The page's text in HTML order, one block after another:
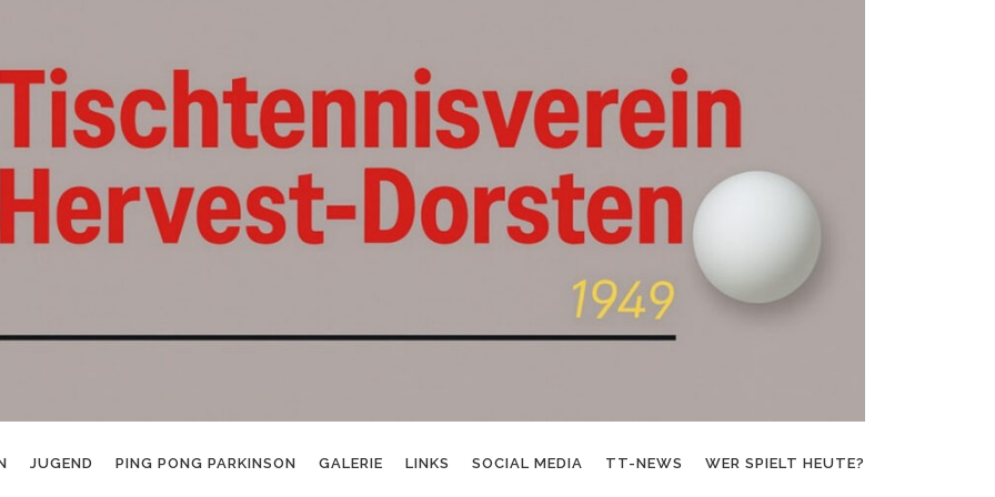
JUGEND PING PONG PARKINSON GALERIE LINKS SOCIAL MEDIA TT-NEWS WER SPIELT HEUTE?